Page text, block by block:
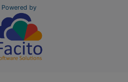
Powered by